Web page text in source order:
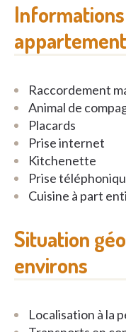
Raccordement
Animal de
Placards
Prise internet
Kitchenette
Prise
Cuisine à part
Situation
environs
Localisation à la